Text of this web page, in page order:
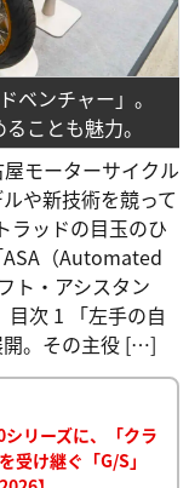
ベンチャー」。
ことも魅力。
モーターサイクル
や新技術を競って
ラッドの目玉のひ
ASA（Automated
ト・アシスタン
目次 1 「左手の自
開。その主役 […]
リーズに、「クラ
受け継ぐ「G/S」